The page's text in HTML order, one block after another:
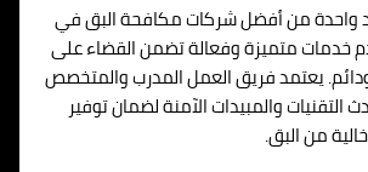
واحدة من أفضل شركات مكافحة البق في
خدمات متميزة وفعالة تضمن القضاء على
يعتمد فريق العمل المدرب والمتخصص
والمبيدات الآمنة لضمان توفير
من البق.